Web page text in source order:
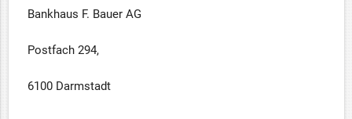
Bankhaus F. Bauer AG
Postfach 294,
6100 Darmstadt